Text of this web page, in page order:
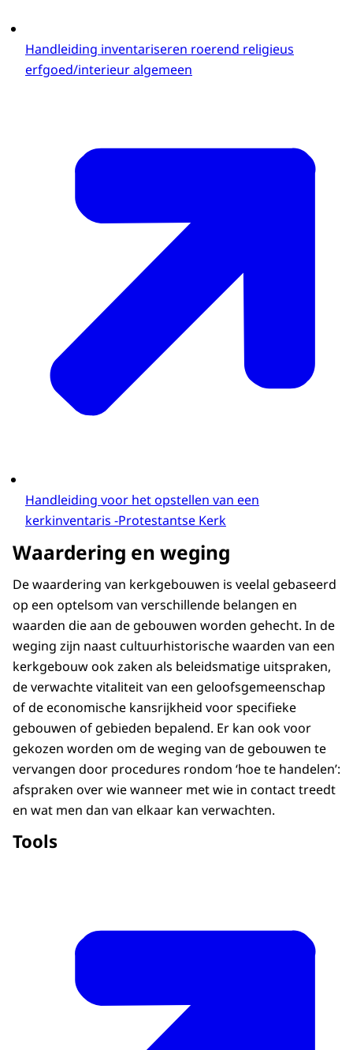
Handleiding inventariseren roerend religieus
erfgoed/interieur algemeen
Handleiding voor het opstellen van een
kerkinventaris -Protestantse Kerk
Waardering en weging
De waardering van kerkgebouwen is veelal gebaseerd
op een optelsom van verschillende belangen en
waarden die aan de gebouwen worden gehecht. In de
weging zijn naast cultuurhistorische waarden van een
kerkgebouw ook zaken als beleidsmatige uitspraken,
de verwachte vitaliteit van een geloofsgemeenschap
of de economische kansrijkheid voor specifieke
gebouwen of gebieden bepalend. Er kan ook voor
gekozen worden om de weging van de gebouwen te
vervangen door procedures rondom ‘hoe te handelen’:
afspraken over wie wanneer met wie in contact treedt
en wat men dan van elkaar kan verwachten.
Tools